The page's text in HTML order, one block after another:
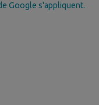
Google s'appliquent.